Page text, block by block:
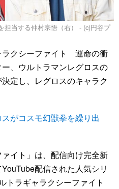
担当する仲村宗悟（右） - (c)円谷プ
クシーファイト 運命の衝
、ウルトラマンレグロスの
定し、レグロスのキャラク
がコスモ幻獣拳を繰り出
イト」は、配信向け完全新
配信された人気シリ
トラギャラクシーファイト